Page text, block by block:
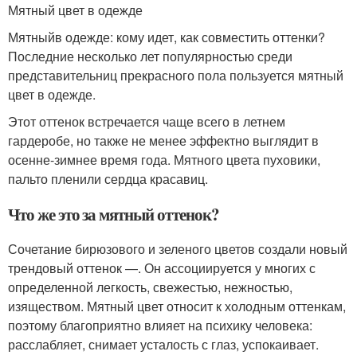
Мятный цвет в одежде
Мятныйв одежде: кому идет, как совместить оттенки?
Последние несколько лет популярностью среди
представительниц прекрасного пола пользуется мятный
цвет в одежде.
Этот оттенок встречается чаще всего в летнем
гардеробе, но также не менее эффектно выглядит в
осенне-зимнее время года. Мятного цвета пуховики,
пальто пленили сердца красавиц.
Что же это за мятный оттенок?
Сочетание бирюзового и зеленого цветов создали новый
трендовый оттенок —. Он ассоциируется у многих с
определенной легкость, свежестью, нежностью,
изяществом. Мятный цвет относит к холодным оттенкам,
поэтому благоприятно влияет на психику человека:
расслабляет, снимает усталость с глаз, успокаивает.